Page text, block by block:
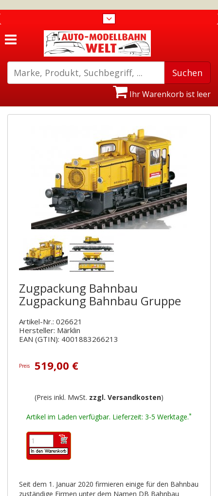
Ihr Warenkorb ist leer
Zugpackung Bahnbau
Zugpackung Bahnbau Gruppe
Artikel-Nr.: 026621
Hersteller: Märklin
EAN (GTIN): 4001883266213
Preis 519,00 €
(Preis inkl. MwSt. zzgl. Versandkosten)
Artikel im Laden verfügbar. Lieferzeit: 3-5 Werktage.*
Seit dem 1. Januar 2020 firmieren einige für den Bahnbau
zuständige Firmen unter dem Namen DB Bahnbau